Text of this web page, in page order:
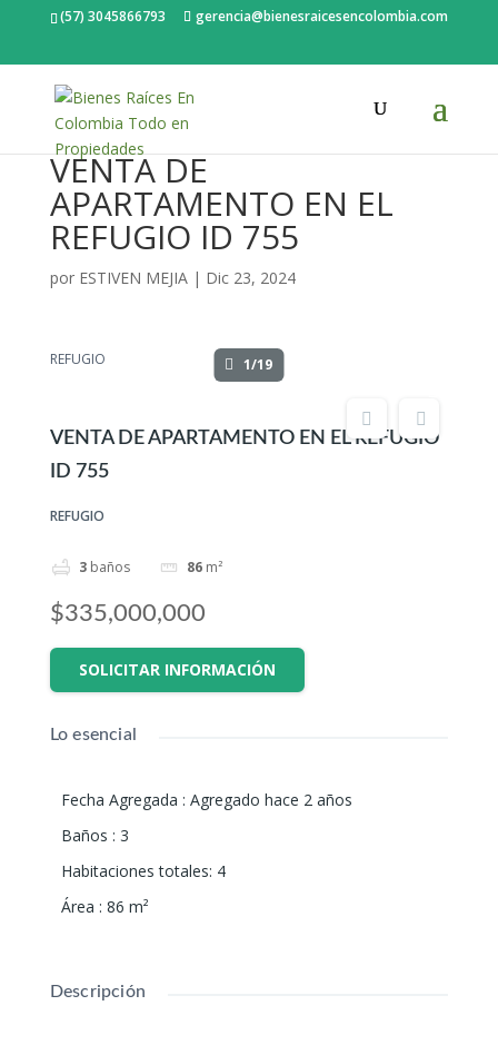
(57) 3045866793 gerencia@bienesraicesencolombia.com
VENTA DE
APARTAMENTO EN EL
REFUGIO ID 755
por ESTIVEN MEJIA| Dic 23, 2024
REFUGIO 1/19
VENTA DE APARTAMENTO EN EL REFUGIO
ID 755
REFUGIO
3 baños 86 m²
$335,000,000
SOLICITAR INFORMACIÓN
Lo esencial
Fecha Agregada : Agregado hace 2 años
Baños : 3
Habitaciones totales: 4
Área : 86 m²
Descripción